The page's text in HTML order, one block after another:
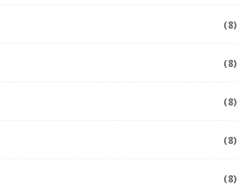
(8)
(8)
(8)
(8)
(8)